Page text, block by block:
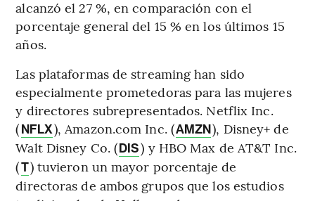
alcanzó el 27 %, en comparación con el
porcentaje general del 15 % en los últimos 15
años.
Las plataformas de streaming han sido
especialmente prometedoras para las mujeres
y directores subrepresentados. Netflix Inc.
(NFLX), Amazon.com Inc. (AMZN), Disney+ de
Walt Disney Co. (DIS) y HBO Max de AT&T Inc.
(T) tuvieron un mayor porcentaje de
directoras de ambos grupos que los estudios